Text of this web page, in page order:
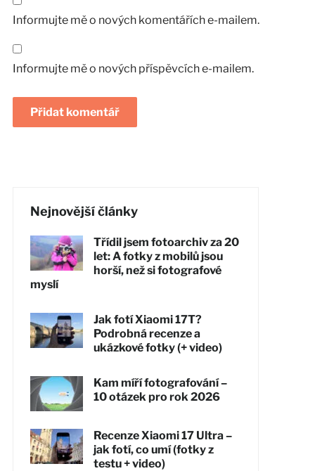
Informujte mě o nových komentářích e-mailem.
Informujte mě o nových příspěvcích e-mailem.
Nejnovější články
Třídil jsem fotoarchiv za 20
let: A fotky z mobilů jsou
horší, než si fotografové
myslí
Jak fotí Xiaomi 17T?
Podrobná recenze a
ukázkové fotky (+ video)
Kam míří fotografování –
10 otázek pro rok 2026
Recenze Xiaomi 17 Ultra –
jak fotí, co umí (fotky z
testu + video)